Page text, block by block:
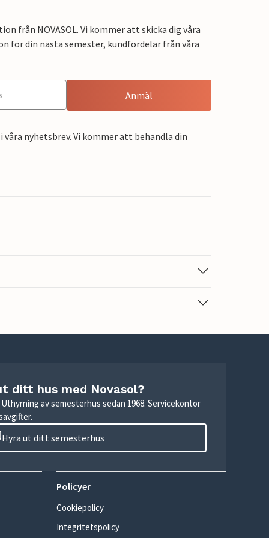
från NOVASOL. Vi kommer att skicka dig våra
för din nästa semester, kundfördelar från våra
Anmäl
nyhetsbrev. Vi kommer att behandla din
ditt hus med Novasol?
av semesterhus sedan 1968. Servicekontor
Hyra ut ditt semesterhus
Policyer
Cookiepolicy
Integritetspolicy